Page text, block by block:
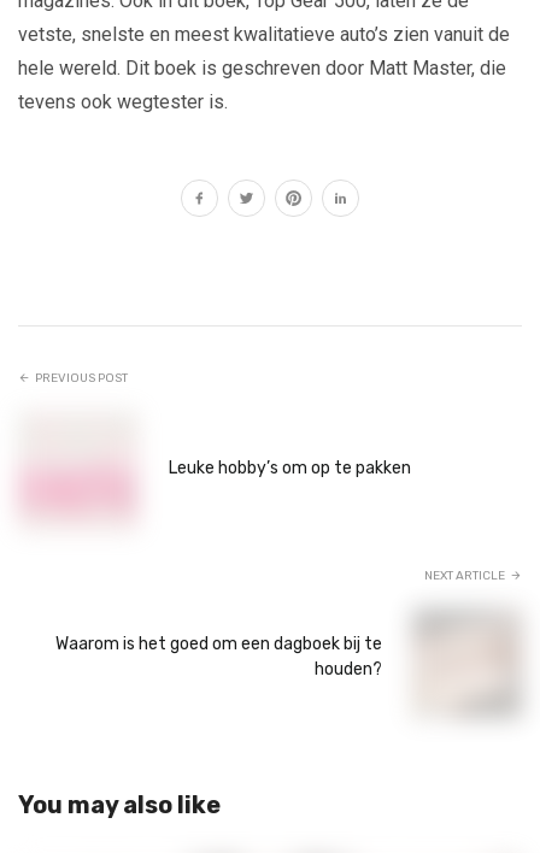
vetste, snelste en meest kwalitatieve auto’s zien vanuit de
hele wereld. Dit boek is geschreven door Matt Master, die
tevens ook wegtester is.
PREVIOUS POST
Leuke hobby’s om op te pakken
NEXT ARTICLE
Waarom is het goed om een dagboek bij te
houden?
You may also like